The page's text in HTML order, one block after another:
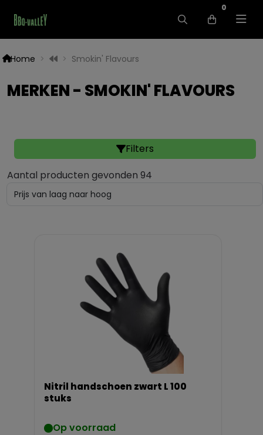
0
Home Smokin' Flavours
MERKEN - SMOKIN' FLAVOURS
Filters
Aantal producten gevonden 94
Nitril handschoen zwart L 100
stuks
Op voorraad